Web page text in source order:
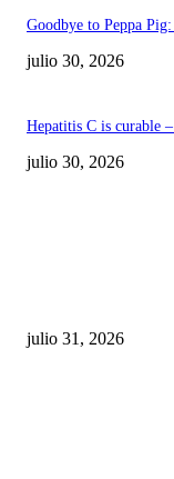
Goodbye to Peppa
julio 30, 2026
Hepatitis C is curable
julio 30, 2026
julio 31, 2026